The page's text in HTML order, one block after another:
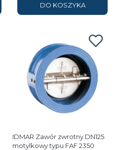
DO KOSZYKA
IDMAR Zawór zwrotny DN125
motylkowy typu FAF 2350